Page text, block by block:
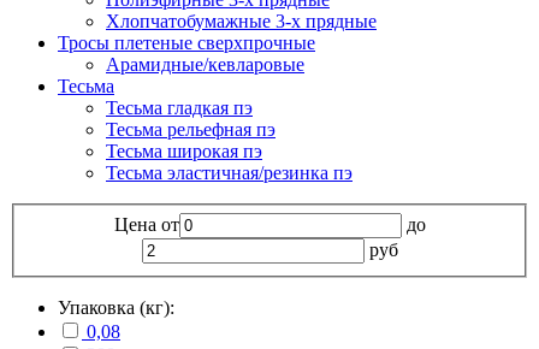
Хлопчатобумажные 3-х прядные
Тросы плетеные сверхпрочные
Арамидные/кевларовые
Тесьма
Тесьма гладкая пэ
Тесьма рельефная пэ
Тесьма широкая пэ
Тесьма эластичная/резинка пэ
Цена от
до
руб
Упаковка (кг):
0,08